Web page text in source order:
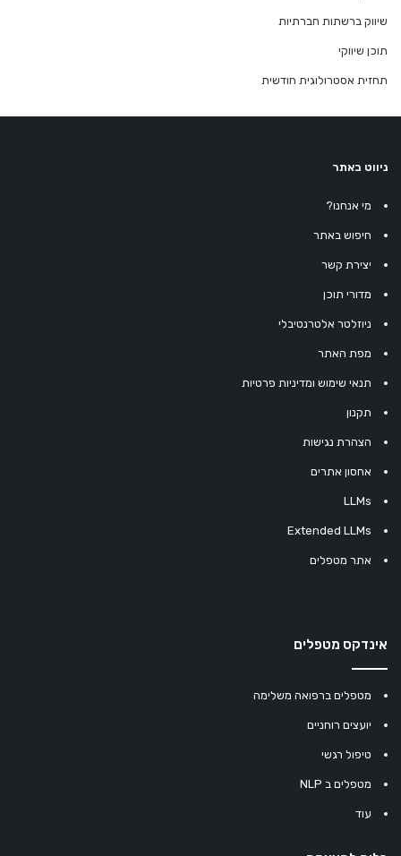
שיווק ברשתות חברתיות
תוכן שיווקי
תחזית אסטרולוגית חודשית
ניווט באתר
מי אנחנו?
חיפוש באתר
יצירת קשר
מדורי תוכן
ניוזלטר אלטרנטיבלי
מפת האתר
תנאי שימוש ומדיניות פרטיות
תקנון
הצהרת נגישות
אחסון אתרים
LLMs
Extended LLMs
אתר מטפלים
אינדקס מטפלים
מטפלים ברפואה משלימה
יועצים רוחניים
טיפול רגשי
מטפלים ב NLP
עוד